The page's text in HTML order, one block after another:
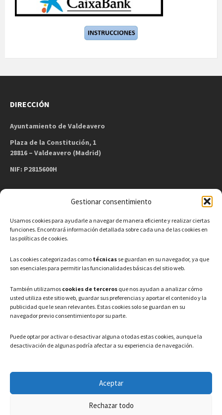
Gestionar consentimiento
Usamos cookies para ayudarle a navegar de manera eficiente y realizar ciertas
funciones. Encontrará información detallada sobre cada una de las cookies en
las políticas de cookies.
Las cookies categorizadas como técnicas se guardan en su navegador, ya que
son esenciales para permitir las funcionalidades básicas del sitio web.
También utilizamos cookies de terceros que nos ayudan a analizar cómo
usted utiliza este sitio web, guardar sus preferencias y aportar el contenido y la
publicidad que le sean relevantes. Estas cookies solo se guardan en su
navegador previo consentimiento por su parte.
Puede optar por activar o desactivar alguna o todas estas cookies, aunque la
desactivación de algunas podría afectar a su experiencia de navegación.
Aceptar
Rechazar todo
DIRECCIÓN
Ayuntamiento de Valdeavero
Plaza de la Constitución, 1
28816 – Valdeavero (Madrid)
NIF: P2815600H
Teléfono: 91 886 44 62
Correo Electrónico:
HORARIO
Lunes a Viernes: 08:00h – 15:00h
LEGAL
Política de privacidad–Aviso Legal–Política de cookies
Registro de actividades de Tratamiento